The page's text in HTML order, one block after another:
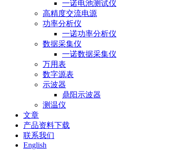
一诺电池测试仪
高精度交流电源
功率分析仪
一诺功率分析仪
数据采集仪
一诺数据采集仪
万用表
数字源表
示波器
鼎阳示波器
测温仪
文章
产品资料下载
联系我们
English